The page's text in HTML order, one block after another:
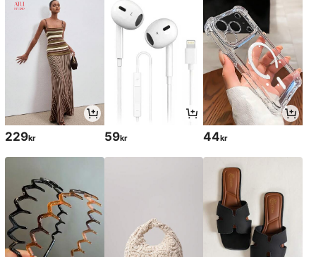
229kr 59kr 44kr